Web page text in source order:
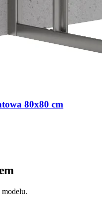
80x80 cm